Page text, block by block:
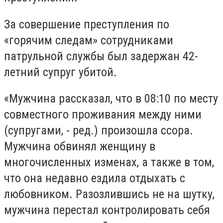
За совершение преступления по
«горячим следам» сотрудниками
патрульной службы был задержан 42-
летний супруг убитой.
«Мужчина рассказал, что в 08:10 по месту
совместного проживания между ними
(супругами, - ред.) произошла ссора.
Мужчина обвинял женщину в
многочисленных изменах, а также в том,
что она недавно ездила отдыхать с
любовником. Разозлившись не на шутку,
мужчина перестал контролировать себя